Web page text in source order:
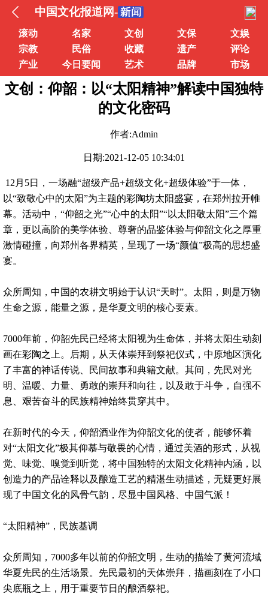
中国文化报道网-
滚动 名家 文创 文保
文娱
宗教
民俗 收藏 遗产
评论
产业
今日要闻 艺术 品牌 市场
文创：仰韶：以“太阳精神”解读中国独特
的文化密码
作者:Admin
日期:2021-12-05 10:34:01
12月5日，一场融“超级产品+超级文化+超级体验”于一体，
以“致敬心中的太阳”为主题的彩陶坊太阳盛宴，在郑州拉开帷
幕。活动中，“仰韶之光”“心中的太阳”“以太阳敬太阳”三个篇
章，更以高阶的美学体验、尊奢的品鉴体验与仰韶文化之厚重
激情碰撞，向郑州各界精英，呈现了一场“颜值”极高的思想盛
宴。
众所周知，中国的农耕文明始于认识“天时”。太阳，则是万物
生命之源，能量之源，是华夏文明的核心要素。
7000年前，仰韶先民已经将太阳视为生命体，并将太阳生动刻
画在彩陶之上。后期，从天体崇拜到祭祀仪式，中原地区演化
了丰富的神话传说、民间故事和典籍文献。其间，先民对光
明、温暖、力量、勇敢的崇拜和向往，以及敢于斗争，自强不
息、艰苦奋斗的民族精神始终贯穿其中。
在新时代的今天，仰韶酒业作为仰韶文化的使者，能够怀着
对“太阳文化”极其仰慕与敬畏的心情，通过美酒的形式，从视
觉、味觉、嗅觉到听觉，将中国独特的太阳文化精神内涵，以
创造力的产品诠释以及酿造工艺的精湛生动描述，无疑更好展
现了中国文化的风骨气韵，尽显中国风格、中国气派！
“太阳精神”，民族基调
众所周知，7000多年以前的仰韶文明，生动的描绘了黄河流域
华夏先民的生活场景。先民最初的天体崇拜，描画刻在了小口
尖底瓶之上，用于重要节日的酿酒祭祀。